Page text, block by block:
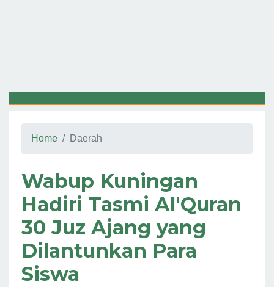
Home Daerah
Wabup Kuningan
Hadiri Tasmi Al'Quran
30 Juz Ajang yang
Dilantunkan Para
Siswa